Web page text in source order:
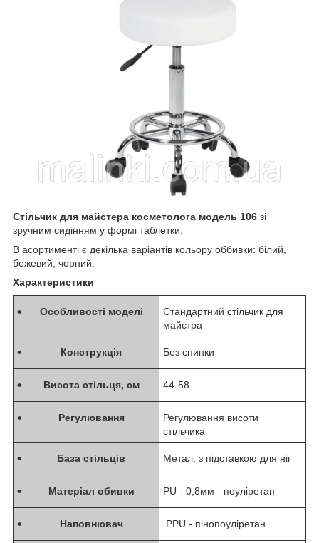
Стільчик для майстера косметолога модель 106 зі
зручним сидінням у формі таблетки.
В асортименті є декілька варіантів кольору оббивки: білий,
бежевий, чорний.
Характеристики
Особливості моделі
Стандартний стільчик для
майстра
Конструкція Без спинки
Висота стільця, см 44-58
Регулювання
Регулювання висоти
стільчика
База стільців Метал, з підставкою для ніг
Матеріал обивки PU - 0,8мм - поуліретан
Наповнювач РPU - пінопоуліретан